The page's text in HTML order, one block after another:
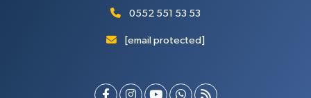
0552 551 53 53
[email protected]